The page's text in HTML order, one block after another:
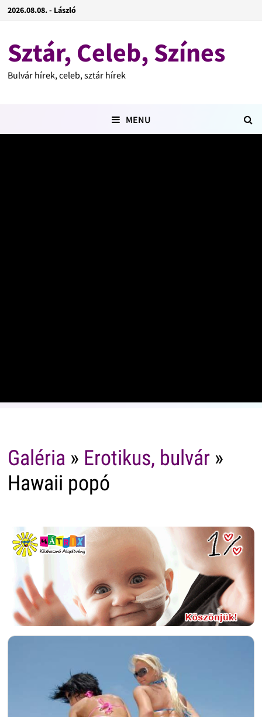
2026.08.08. - László
Sztár, Celeb, Színes
Bulvár hírek, celeb, sztár hírek
MENU
Galéria » Erotikus, bulvár»
Hawaii popó